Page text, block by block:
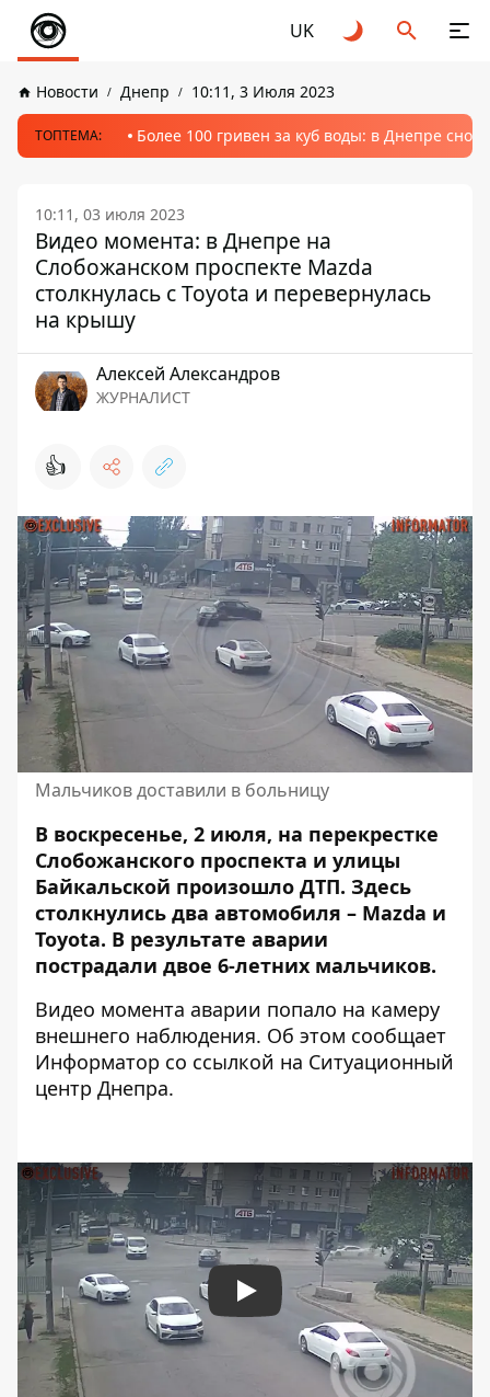
UK
Новости Днепр 10:11, 3 Июля 2023
ТОПТЕМА: Более 100 гривен за куб воды: в Днепре
10:11, 03 июля 2023
Видео момента: в Днепре на
Слобожанском проспекте Mazda
столкнулась с Toyota и перевернулась
на крышу
Алексей Александров
ЖУРНАЛИСТ
👍
Мальчиков доставили в больницу
В воскресенье, 2 июля, на перекрестке
Слобожанского проспекта и улицы
Байкальской произошло ДТП. Здесь
столкнулись два автомобиля – Mazda и
Toyota. В результате аварии
пострадали двое 6-летних мальчиков.
Видео момента аварии попало на камеру
внешнего наблюдения. Об этом сообщает
Информатор со ссылкой на Ситуационный
центр Днепра.
Play